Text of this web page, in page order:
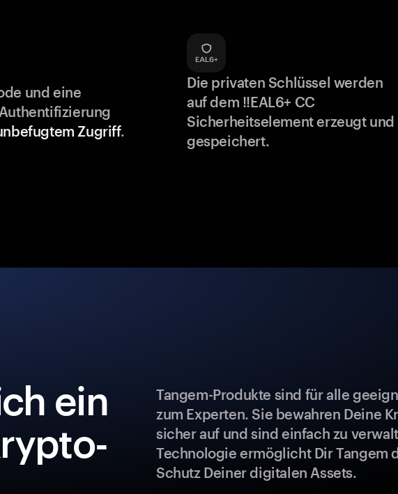
und eine
Zugriff.
Die privaten Schlüssel werden
auf dem !!EAL6+ CC
Sicherheitselement erzeugt und
gespeichert.
ein
Tangem-Produkte sind für alle
zum Experten. Sie bewahren Deine
sicher auf und sind einfach zu
Technologie ermöglicht Dir Tangem
Schutz Deiner digitalen Assets.